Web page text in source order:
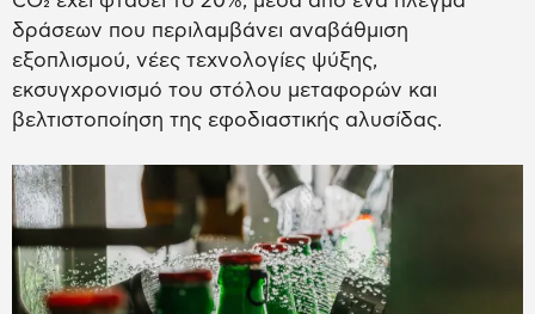
δράσεων που περιλαμβάνει αναβάθμιση
εξοπλισμού, νέες τεχνολογίες ψύξης,
εκσυγχρονισμό του στόλου μεταφορών και
βελτιστοποίηση της εφοδιαστικής αλυσίδας.